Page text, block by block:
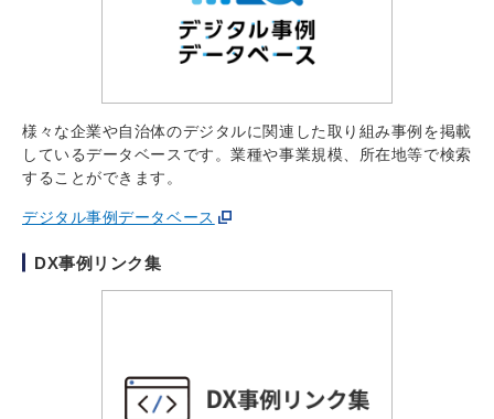
様々な企業や自治体のデジタルに関連した取り組み事例を掲載
しているデータベースです。業種や事業規模、所在地等で検索
することができます。
デジタル事例データベース
DX事例リンク集